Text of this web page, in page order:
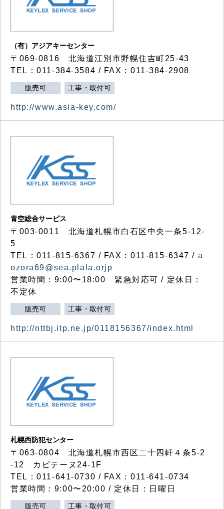
（有）アジアキーセンター
〒069-0816 北海道江別市野幌住吉町25-43
TEL：011-384-3584 / FAX：011-384-2908
販売可 工事・取付可
http://www.asia-key.com/
青空総合サービス
〒003-0011 北海道札幌市白石区中央一条5-12-
5
TEL：011-815-6367 / FAX：011-815-6347 / a
ozora69@sea.plala.orjp
営業時間：9:00〜18:00 緊急対応可 / 定休日：
不定休
販売可 工事・取付可
http://nttbj.itp.ne.jp/0118156367/index.html
札幌西防犯センター
〒063-0804 北海道札幌市西区二十四軒４条5-2
-12 カピテーヌ24-1F
TEL：011-641-0730 / FAX：011-641-0734
営業時間：9:00〜20:00 / 定休日：日曜日
販売可 工事・取付可